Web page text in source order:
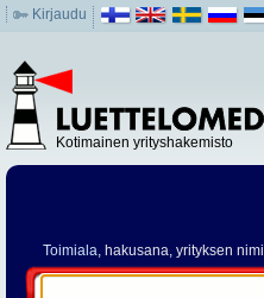
Kirjaudu
Kotimainen yrityshakemisto
Toimiala, hakusana, yrityksen nimi